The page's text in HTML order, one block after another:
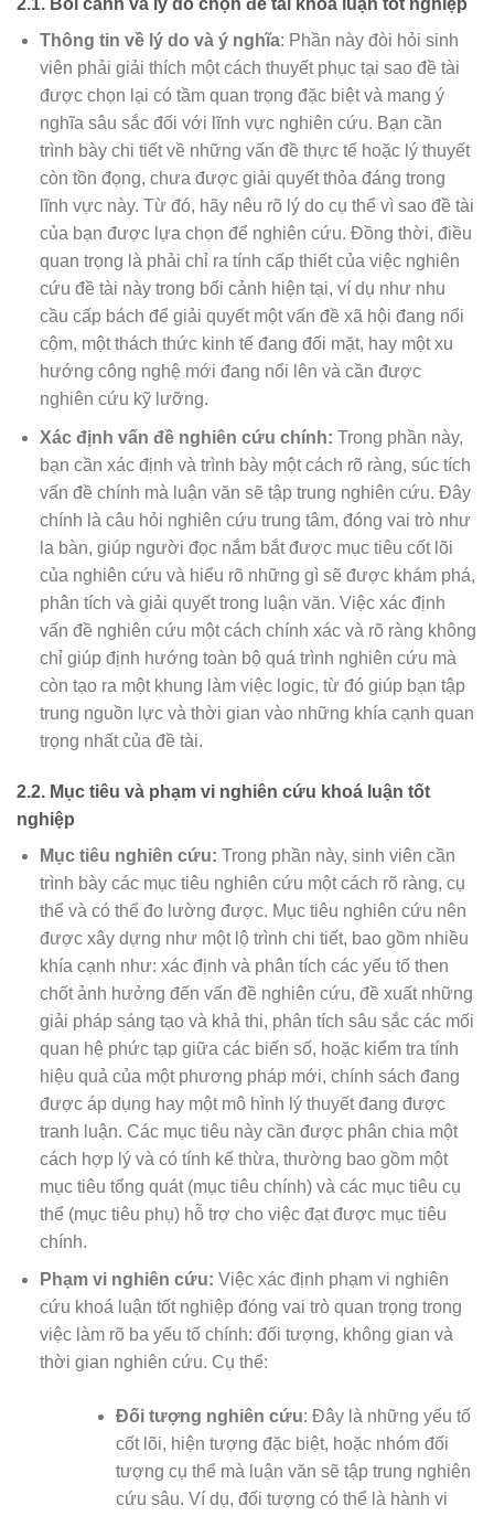
2.1. Bối cảnh và lý do chọn đề tài khoá luận tốt nghiệp
Thông tin về lý do và ý nghĩa: Phần này đòi hỏi sinh
viên phải giải thích một cách thuyết phục tại sao đề tài
được chọn lại có tầm quan trọng đặc biệt và mang ý
nghĩa sâu sắc đối với lĩnh vực nghiên cứu. Bạn cần
trình bày chi tiết về những vấn đề thực tế hoặc lý thuyết
còn tồn đọng, chưa được giải quyết thỏa đáng trong
lĩnh vực này. Từ đó, hãy nêu rõ lý do cụ thể vì sao đề tài
của bạn được lựa chọn để nghiên cứu. Đồng thời, điều
quan trọng là phải chỉ ra tính cấp thiết của việc nghiên
cứu đề tài này trong bối cảnh hiện tại, ví dụ như nhu
cầu cấp bách để giải quyết một vấn đề xã hội đang nổi
cộm, một thách thức kinh tế đang đối mặt, hay một xu
hướng công nghệ mới đang nổi lên và cần được
nghiên cứu kỹ lưỡng.
Xác định vấn đề nghiên cứu chính: Trong phần này,
bạn cần xác định và trình bày một cách rõ ràng, súc tích
vấn đề chính mà luận văn sẽ tập trung nghiên cứu. Đây
chính là câu hỏi nghiên cứu trung tâm, đóng vai trò như
la bàn, giúp người đọc nắm bắt được mục tiêu cốt lõi
của nghiên cứu và hiểu rõ những gì sẽ được khám phá,
phân tích và giải quyết trong luận văn. Việc xác định
vấn đề nghiên cứu một cách chính xác và rõ ràng không
chỉ giúp định hướng toàn bộ quá trình nghiên cứu mà
còn tạo ra một khung làm việc logic, từ đó giúp bạn tập
trung nguồn lực và thời gian vào những khía cạnh quan
trọng nhất của đề tài.
2.2. Mục tiêu và phạm vi nghiên cứu khoá luận tốt
nghiệp
Mục tiêu nghiên cứu: Trong phần này, sinh viên cần
trình bày các mục tiêu nghiên cứu một cách rõ ràng, cụ
thể và có thể đo lường được. Mục tiêu nghiên cứu nên
được xây dựng như một lộ trình chi tiết, bao gồm nhiều
khía cạnh như: xác định và phân tích các yếu tố then
chốt ảnh hưởng đến vấn đề nghiên cứu, đề xuất những
giải pháp sáng tạo và khả thi, phân tích sâu sắc các mối
quan hệ phức tạp giữa các biến số, hoặc kiểm tra tính
hiệu quả của một phương pháp mới, chính sách đang
được áp dụng hay một mô hình lý thuyết đang được
tranh luận. Các mục tiêu này cần được phân chia một
cách hợp lý và có tính kế thừa, thường bao gồm một
mục tiêu tổng quát (mục tiêu chính) và các mục tiêu cụ
thể (mục tiêu phụ) hỗ trợ cho việc đạt được mục tiêu
chính.
Phạm vi nghiên cứu: Việc xác định phạm vi nghiên
cứu khoá luận tốt nghiệp đóng vai trò quan trọng trong
việc làm rõ ba yếu tố chính: đối tượng, không gian và
thời gian nghiên cứu. Cụ thể:
Đối tượng nghiên cứu: Đây là những yếu tố
cốt lõi, hiện tượng đặc biệt, hoặc nhóm đối
tượng cụ thể mà luận văn sẽ tập trung nghiên
cứu sâu. Ví dụ, đối tượng có thể là hành vi